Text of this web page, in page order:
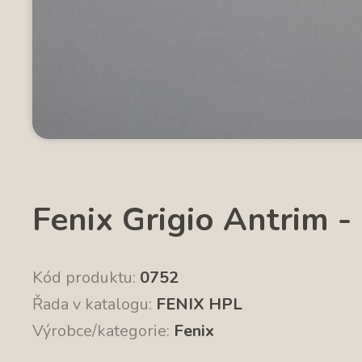
Fenix Grigio Antrim -
Kód produktu: 0752
Řada v katalogu: FENIX HPL
Výrobce/kategorie: Fenix